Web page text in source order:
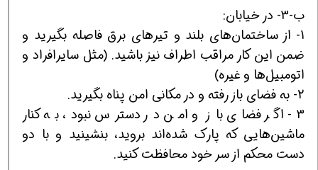
ب-3- در خيابان:
1- از ساختمان‌های بلند و تيرهای برق فاصله بگيريد و
ضمن اين کار مراقب اطراف نيز باشيد. (مثل سايرافراد و
اتومبيل‌ها و غيره)
2- به فضای باز رفته و در مکانی امن پناه بگيريد.
3- اگر فضای باز و امن در دسترس نبود، به کنار
ماشين‌هايی که پارک شده‌اند برويد، بنشينيد و با دو
دست محکم از سر خود محافظت کنيد.